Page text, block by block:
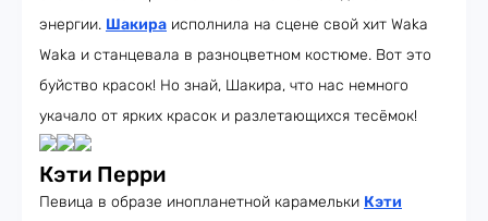
энергии. Шакира исполнила на сцене свой хит Waka
Waka и станцевала в разноцветном костюме. Вот это
буйство красок! Но знай, Шакира, что нас немного
укачало от ярких красок и разлетающихся тесёмок!
Кэти Перри
Певица в образе инопланетной карамельки Кэти